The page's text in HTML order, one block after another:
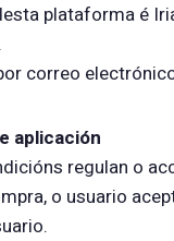
plataforma é
correo
aplicación
regulan o
o usuario